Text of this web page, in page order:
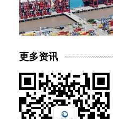
更多资讯